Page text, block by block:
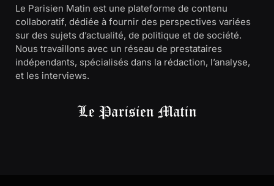
Le Parisien Matin est une plateforme de contenu
collaboratif, dédiée à fournir des perspectives variées
sur des sujets d’actualité, de politique et de société.
Nous travaillons avec un réseau de prestataires
indépendants, spécialisés dans la rédaction, l’analyse,
et les interviews.